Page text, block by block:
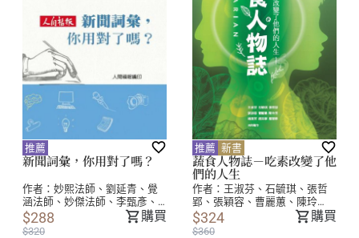
推薦
新聞詞彙，你用對了嗎？
作者： 妙熙法師、劉延青、覺
涵法師、妙傑法師、李甄彥、
蕭涵友
$288
$320
購買
推薦 新書
蔬食人物誌－吃素改變了他
們的人生
作者： 王淑芬、石毓琪、張哲
郢、張穎容、曹麗蕙、陳玲
芳、楊旻芳、趙奕寧、羅智華
共同著作
$324
$360
購買